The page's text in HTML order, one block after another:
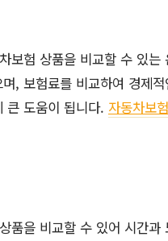
보험 상품을 비교할 수 있
, 보험료를 비교하여 경제
큰 도움이 됩니다. 자동차보
품을 비교할 수 있어 시간과